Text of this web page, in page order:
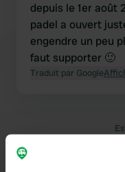
depuis le 1er août
padel a ouvert
engendre un peu
faut supporter 🙂
Traduit par Google